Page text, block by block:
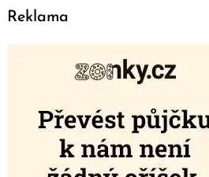
Reklama